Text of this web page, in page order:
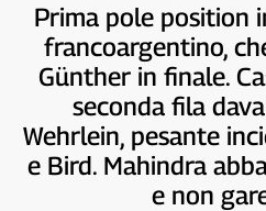
Prima pole position
francoargentino,
Günther in finale.
seconda fila
Wehrlein, pesante
e Bird. Mahindra
e non